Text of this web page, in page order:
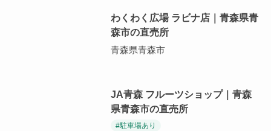
わくわく広場 ラビナ店｜青森県青
森市の直売所
青森県青森市
JA青森 フルーツショップ｜青森
県青森市の直売所
#駐車場あり